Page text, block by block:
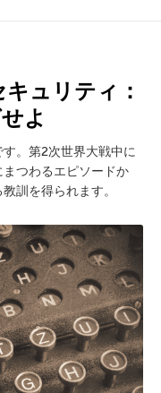
ュリティ：
よ
。第2次世界大戦中に
つわるエピソードか
訓を得られます。